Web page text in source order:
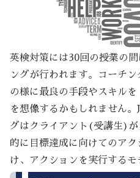
英検対策には30回の授業の
ングが行われます。コーチ
の様に最良の手段やスキル
を想像するかもしれません
グはクライアント(受講生)
的に目標達成に向けてのア
け、アクションを実行するモ